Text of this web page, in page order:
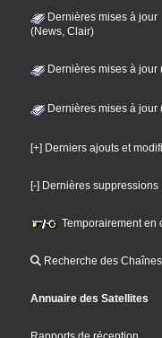
Dernières mises à jour
(News, Clair)
Dernières mises à jour
Dernières mises à jour
[+] Derniers ajouts et
[-] Dernières suppressions
Temporairement en
Recherche des Chaînes
Annuaire des Satellites